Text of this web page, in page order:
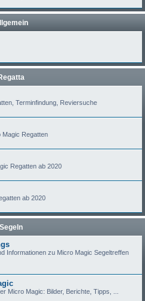
Terminfindung, Reviersuche
Magic Regatten
Regatten ab 2020
ab 2020
Segeln
Informationen zu Micro Magic Segeltreffen
Micro Magic: Bilder, Berichte, Tipps, ...